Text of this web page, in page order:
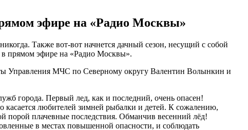
эфире на «Радио Москвы»
Также вот-вот начнется дачный сезон, несущий с собой
в прямом эфире на «Радио Москвы».
Управления МЧС по Северному округу Валентин Волынкин и
города. Первый лед, как и последний, очень опасен!
касается любителей зимней рыбалки и детей. К сожалению,
порой плачевные последствия. Обманчив весенний лёд!
в местах повышенной опасности, и соблюдать